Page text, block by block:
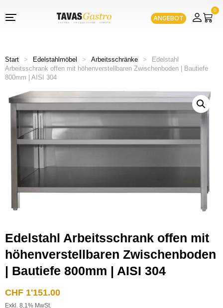
ANGEBOT
0
Start > Edelstahlmöbel > Arbeitsschränke >
Edelstahl
Arbeitsschrank offen mit höhenverstellbaren Zwischenboden | Bautiefe
800mm | AISI 304
Edelstahl Arbeitsschrank offen mit
höhenverstellbaren Zwischenboden
| Bautiefe 800mm | AISI 304
CHF 1'151.00
Exkl. 8,1% MwSt.